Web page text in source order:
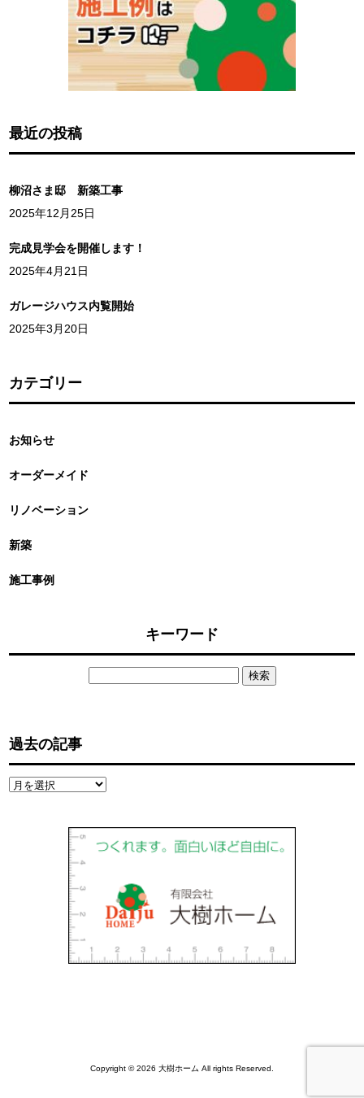
最近の投稿
柳沼さま邸 新築工事
2025年12月25日
完成見学会を開催します！
2025年4月21日
ガレージハウス内覧開始
2025年3月20日
カテゴリー
お知らせ
オーダーメイド
リノベーション
新築
施工事例
キーワード
過去の記事
過
Copyright © 2026 大樹ホーム All rights Reserved.